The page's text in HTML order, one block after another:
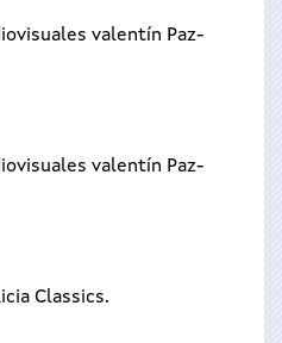
valentín Paz-
valentín Paz-
Classics.